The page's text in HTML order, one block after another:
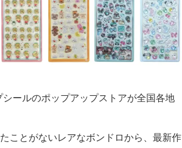
ールのポップアップストアが全国各地
ことがないレアなボンドロから、最新作